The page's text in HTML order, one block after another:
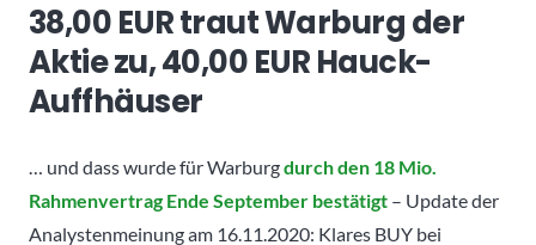
38,00 EUR traut Warburg der
Aktie zu, 40,00 EUR Hauck-
Auffhäuser
… und dass wurde für Warburgdurch den 18 Mio.
Rahmenvertrag Ende September bestätigt – Update der
Analystenmeinung am 16.11.2020: Klares BUY bei